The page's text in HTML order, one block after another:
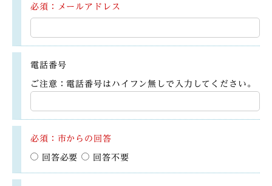
必須：メールアドレス
電話番号
ご注意：電話番号はハイフン無しで入力してください。
必須：市からの回答
回答必要 回答不要